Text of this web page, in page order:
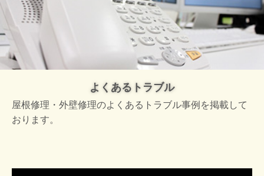
よくあるトラブル
屋根修理・外壁修理のよくあるトラブル事例を掲載して
おります。